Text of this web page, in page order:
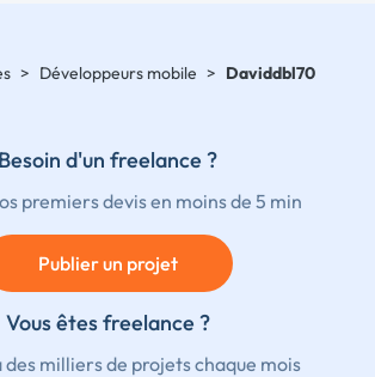
> Développeurs mobile > Daviddbl70
Besoin d'un freelance ?
premiers devis en moins de 5 min
Publier un projet
Vous êtes freelance ?
des milliers de projets chaque mois